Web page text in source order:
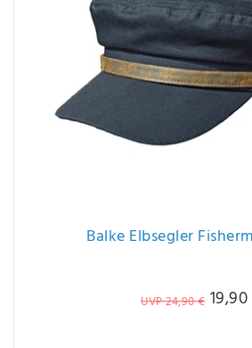
Balke Elbsegler
UVP 24,90 €